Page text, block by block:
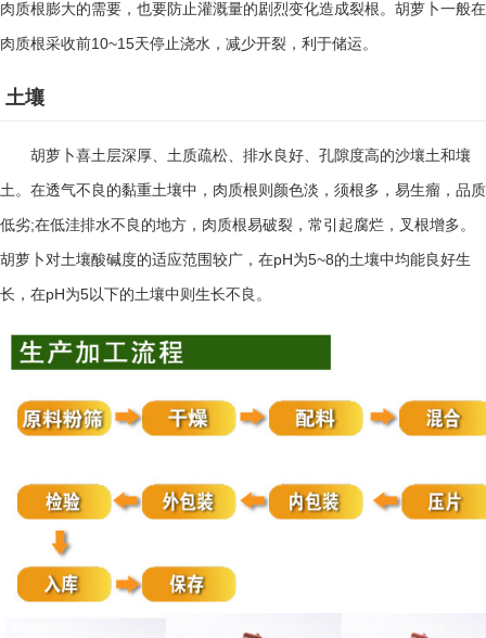
肉质根膨大的需要，也要防止灌溉量的剧烈变化造成裂根。胡萝卜一般在
肉质根采收前10~15天停止浇水，减少开裂，利于储运。
土壤
胡萝卜喜土层深厚、土质疏松、排水良好、孔隙度高的沙壤土和壤
土。在透气不良的黏重土壤中，肉质根则颜色淡，须根多，易生瘤，品质
低劣;在低洼排水不良的地方，肉质根易破裂，常引起腐烂，叉根增多。
胡萝卜对土壤酸碱度的适应范围较广，在pH为5~8的土壤中均能良好生
长，在pH为5以下的土壤中则生长不良。